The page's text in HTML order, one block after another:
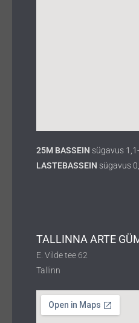
25M BASSEIN sügavus
LASTEBASSEIN sügavus
TALLINNA ARTE
E. Vilde tee 62
Tallinn